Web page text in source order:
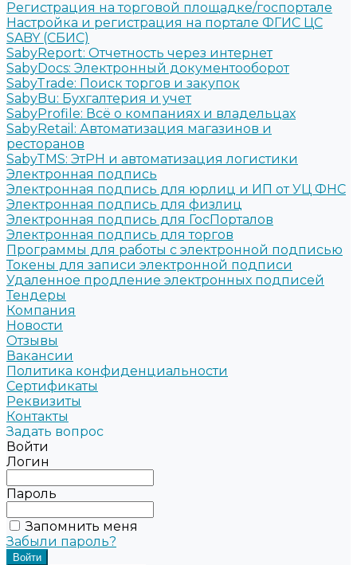
Регистрация на торговой площадке/госпортале
Настройка и регистрация на портале ФГИС ЦС
SABY (СБИС)
SabyReport: Отчетность через интернет
SabyDocs: Электронный документооборот
SabyTrade: Поиск торгов и закупок
SabyBu: Бухгалтерия и учет
SabyProfile: Всё о компаниях и владельцах
SabyRetail: Автоматизация магазинов и
ресторанов
SabyTMS: ЭтРН и автоматизация логистики
Электронная подпись
Электронная подпись для юрлиц и ИП от УЦ ФНС
Электронная подпись для физлиц
Электронная подпись для ГосПорталов
Электронная подпись для торгов
Программы для работы с электронной подписью
Токены для записи электронной подписи
Удаленное продление электронных подписей
Тендеры
Компания
Новости
Отзывы
Вакансии
Политика конфиденциальности
Сертификаты
Реквизиты
Контакты
Задать вопрос
Войти
Логин
Пароль
Запомнить меня
Забыли пароль?